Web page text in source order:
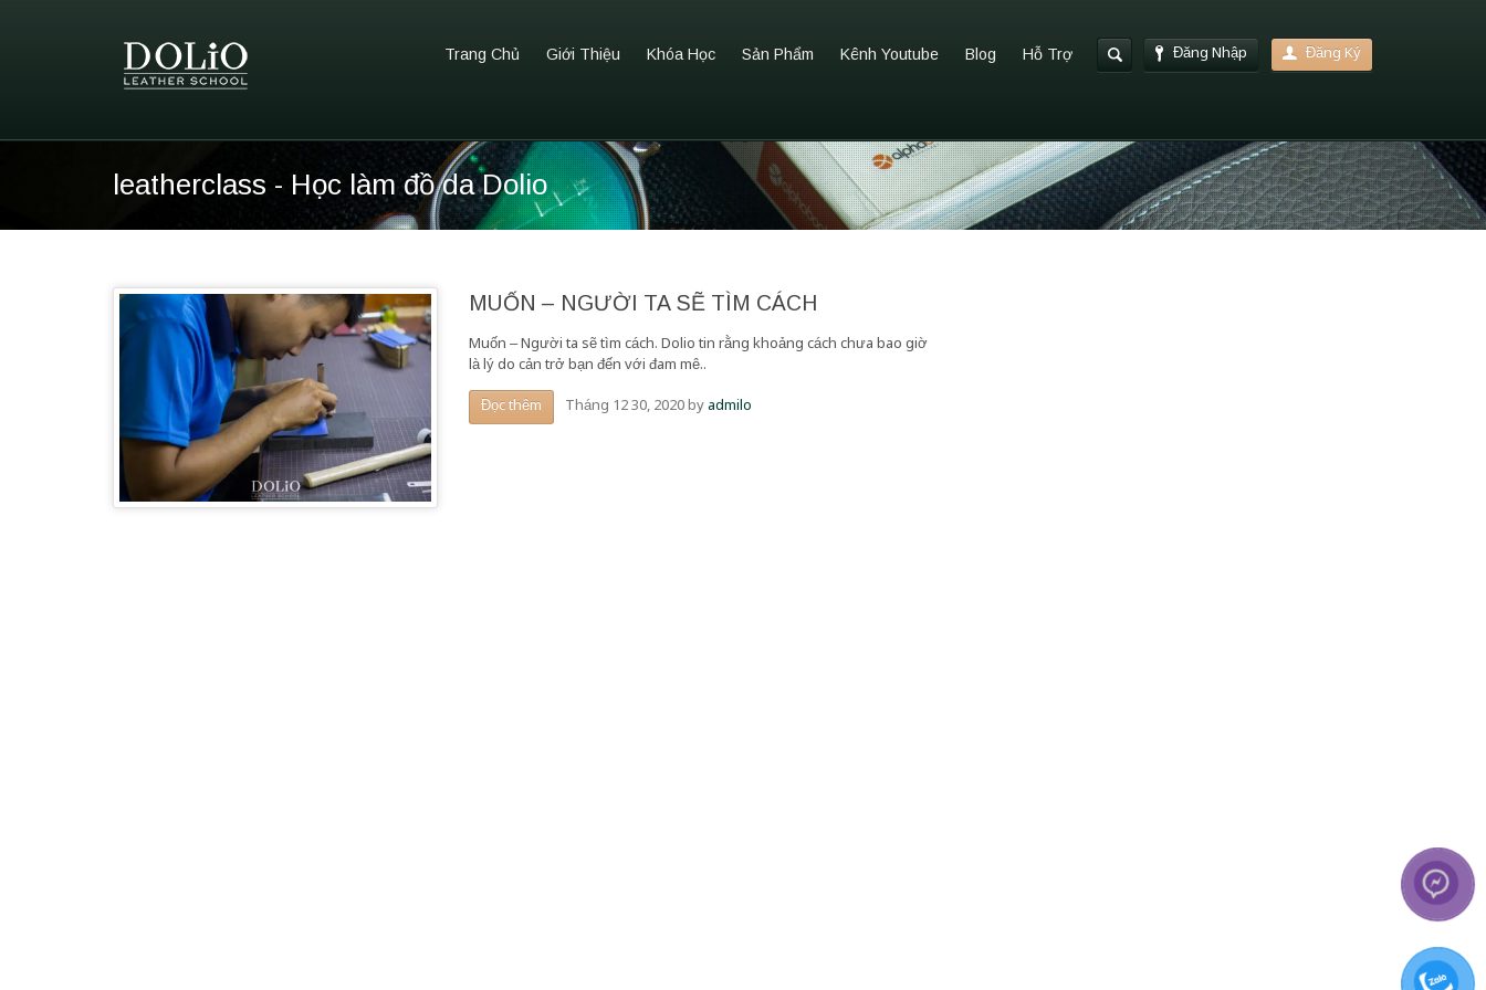
Đăng Nhập Đăng Ký
Trang Chủ Giới Thiệu Khóa Học Sản Phẩm Kênh Youtube Blog Hỗ Trợ
leatherclass - Học làm đồ da Dolio
MUỐN – NGƯỜI TA SẼ TÌM CÁCH
Muốn – Người ta sẽ tìm cách. Dolio tin rằng khoảng cách chưa bao giờ
là lý do cản trở bạn đến với đam mê..
Đọc thêm Tháng 12 30, 2020byadmilo